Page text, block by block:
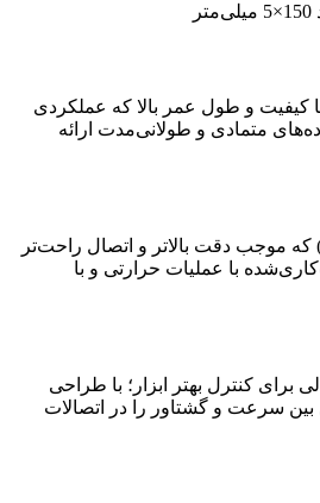
کیفیت و طول عمر بالا که عملکردی
متمادی و طولانی‌مدت ارائه
موجب دقت بالاتر و اتصال راحت‌تر
با عملیات حرارتی و با
برای کنترل بهتر ابزار؛ با طراحی
سرعت و گشتاور را در اتصالات